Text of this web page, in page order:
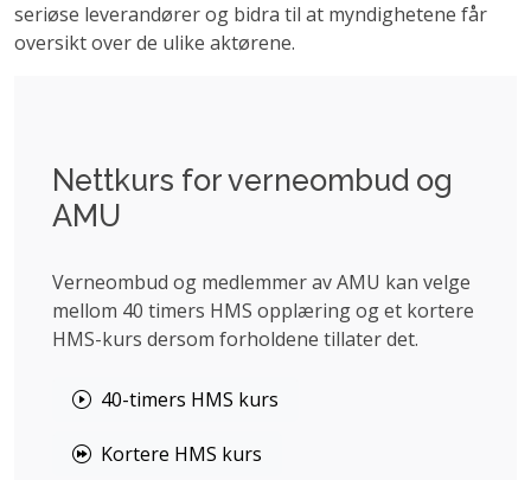
seriøse leverandører og bidra til at myndighetene får
oversikt over de ulike aktørene.
Nettkurs for verneombud og
AMU
Verneombud og medlemmer av AMU kan velge
mellom 40 timers HMS opplæring og et kortere
HMS-kurs dersom forholdene tillater det.
40-timers HMS kurs
Kortere HMS kurs